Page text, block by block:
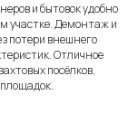
и бытовок удобно
участке. Демонтаж и
потери внешнего
Отличное
посёлков,